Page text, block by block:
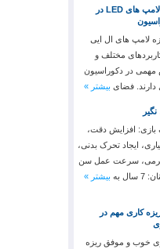
تاثیر لامپ های LED در
لامپ های ال ایی
مختلف و
در دکوراسیون
دارند. فضای بیشتر »
نگیر
افزایش دقت،
ایجاد تحرک بدنی،
سرعت عمل سن
سال به
بیشتر »
کاری مهم در
خوب و موفق ریزه